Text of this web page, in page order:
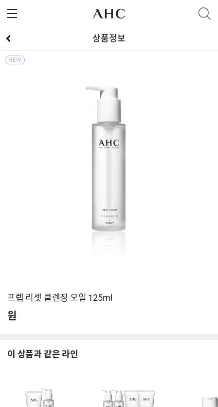
상품정보
NEW
프렙 리셋 클렌징 오일 125ml
원
이 상품과 같은 라인